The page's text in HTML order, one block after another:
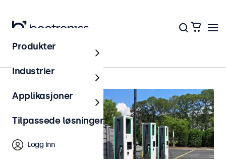
Hjem
Produkter
Industrier
Applikasjoner
Tilpassede løsninger
Logg inn